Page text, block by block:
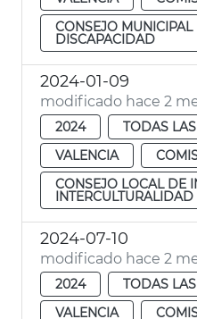
CONSEJO
DISCAPACIDAD
2024-01-09
modificado hace 2
2024
TODAS
VALENCIA
CONSEJO LOCAL DE
INTERCULTURALIDAD
2024-07-10
modificado hace 2
2024
TODAS
VALENCIA